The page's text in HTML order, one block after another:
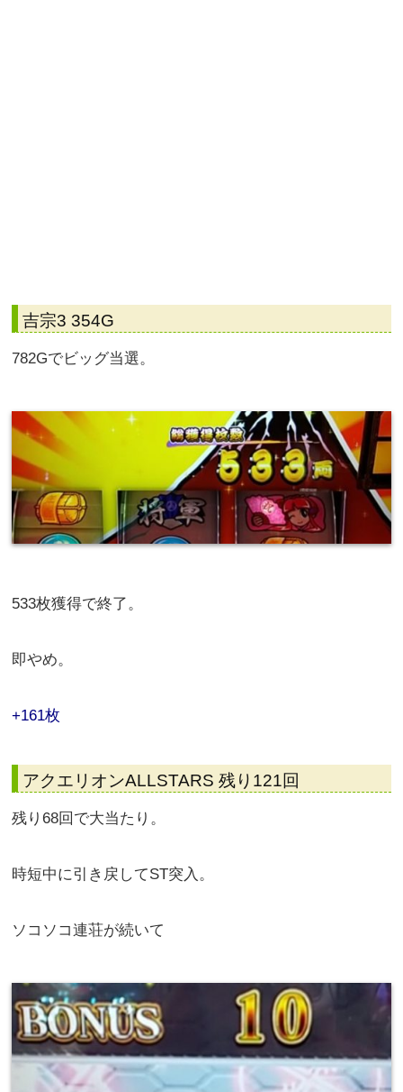
吉宗3 354G
782Gでビッグ当選。
533枚獲得で終了。
即やめ。
+161枚
アクエリオンALLSTARS 残り121回
残り68回で大当たり。
時短中に引き戻してST突入。
ソコソコ連荘が続いて